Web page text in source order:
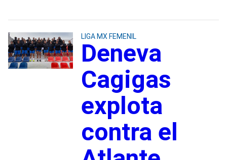
LIGA MX FEMENIL
Deneva
Cagigas
explota
contra el